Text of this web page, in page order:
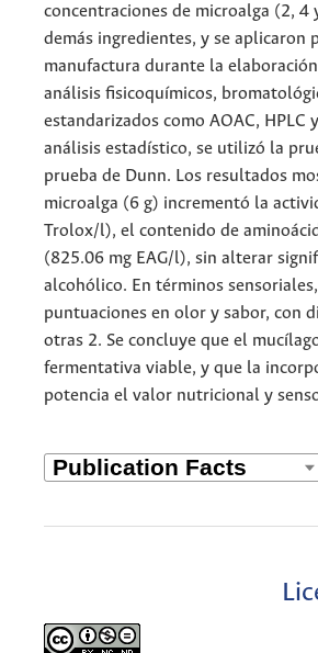
concentraciones de microalga (2,
demás ingredientes, y se aplicaron
manufactura durante la
análisis fisicoquímicos,
estandarizados como AOAC,
análisis estadístico, se utilizó la
prueba de Dunn. Los resultados
microalga (6 g) incrementó la
Trolox/l), el contenido de
(825.06 mg EAG/l), sin alterar
alcohólico. En términos
puntuaciones en olor y sabor, con
otras 2. Se concluye que el
fermentativa viable, y que la
potencia el valor nutricional y